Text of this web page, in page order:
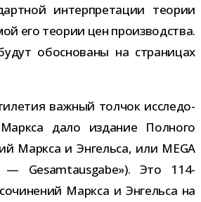
интер­пре­та­ции тео­рии
его тео­рии цен про­из­вод­ства.
обос­но­ваны на стра­ни­цах
важ­ный тол­чок иссле­до­
дало изда­ние Полного
Маркса и Энгельса, или MEGA
Gesamtausgabe»). Это 114-​
Маркса и Энгельса на